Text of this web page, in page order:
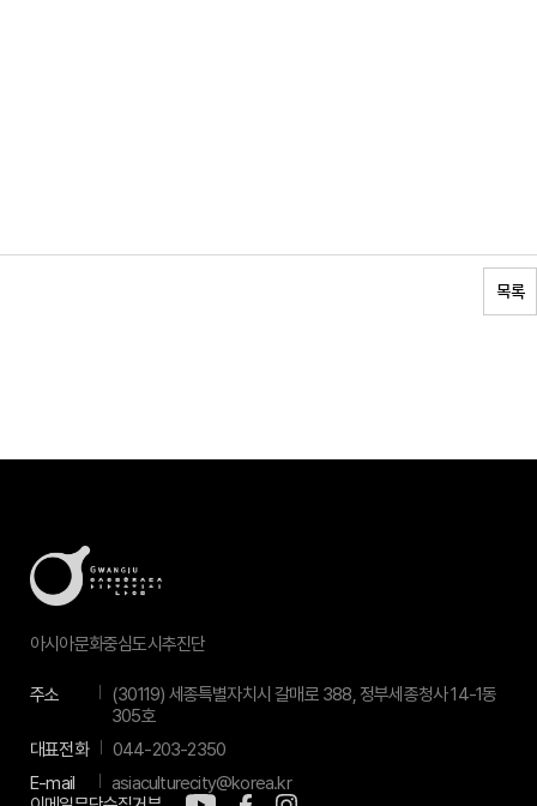
목록
아시아문화중심도시추진단
주소
(30119) 세종특별자치시 갈매로 388, 정부세종청사 14-1동
305호
대표전화
044-203-2350
E-mail
asiaculturecity@korea.kr